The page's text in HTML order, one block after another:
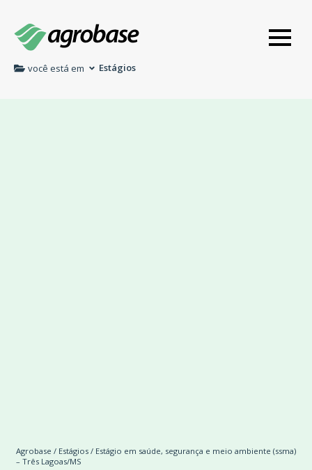
você está em Estágios
Agrobase / Estágios / Estágio em saúde, segurança e meio ambiente (ssma)
– Três Lagoas/MS